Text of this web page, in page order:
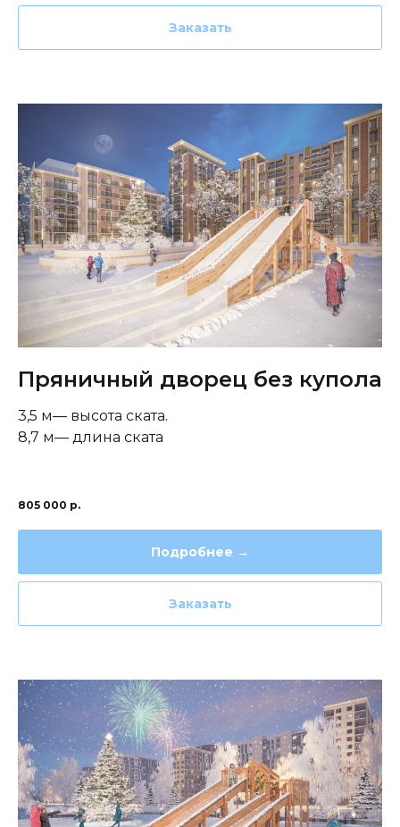
Заказать
Пряничный дворец без купола
3,5 м— высота ската.
8,7 м— длина ската
805 000 р.
Подробнее →
Заказать